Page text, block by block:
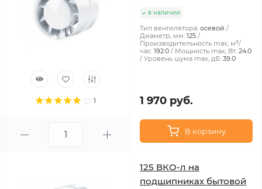
1
в наличии
Тип вентилятора: осевой
Диаметр, мм: 125
Производительность max, м³/
час: 192.0 Мощность max, Вт: 24.0
Уровень шума max, дБ: 39.0
1 970 руб.
В корзину
125 ВКО-л на
подшипниках бытовой